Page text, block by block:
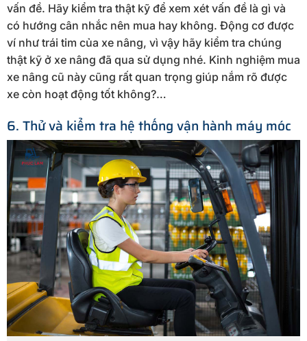
vấn đề. Hãy kiểm tra thật kỹ để xem xét vấn đề là gì và
có hướng cân nhắc nên mua hay không. Động cơ được
ví như trái tim của xe nâng, vì vậy hãy kiểm tra chúng
thật kỹ ở xe nâng đã qua sử dụng nhé. Kinh nghiệm mua
xe nâng cũ này cũng rất quan trọng giúp nắm rõ được
xe còn hoạt động tốt không?…
6. Thử và kiểm tra hệ thống vận hành máy móc